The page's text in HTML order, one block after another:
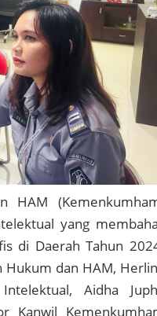
HAM
yang
di Daerah Tahun
Hukum dan HAM,
Aidha
Kanwil